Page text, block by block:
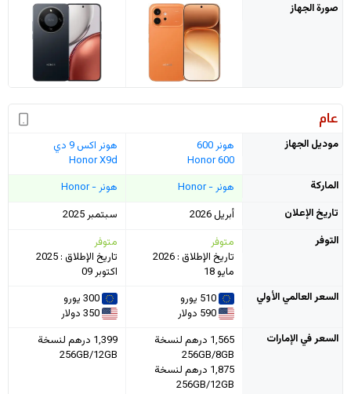
صورة الجهاز
عام
موديل الجهاز
هونر 600
Honor 600
هونر اكس 9 دي
Honor X9d
الماركة
هونر - Honor
هونر - Honor
تاريخ الإعلان
أبريل 2026
سبتمبر 2025
التوفر
متوفر
تاريخ الإطلاق : 2026
مايو 18
متوفر
تاريخ الإطلاق : 2025
اكتوبر 09
السعر العالمي الأولي
510 يورو
590 دولار
300 يورو
350 دولار
السعر في الإمارات
1,565 درهم لنسخة
256GB/8GB
1,875 درهم لنسخة
256GB/12GB
1,399 درهم لنسخة
256GB/12GB